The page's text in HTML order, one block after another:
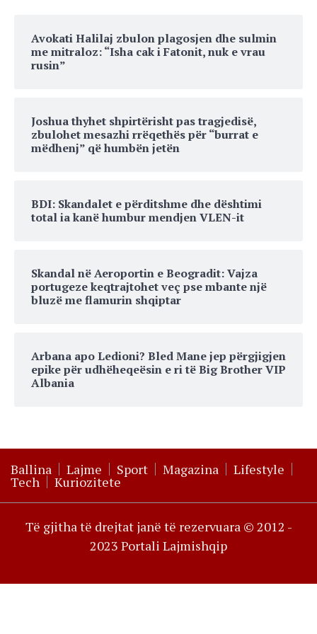
Avokati Halilaj zbulon plagosjen dhe sulmin
me mitraloz: “Isha cak i Fatonit, nuk e vrau
rusin”
Joshua thyhet shpirtërisht pas tragjedisë,
zbulohet mesazhi rrëqethës për “burrat e
mëdhenj” që humbën jetën
BDI: Skandalet e përditshme dhe dështimi
total ia kanë humbur mendjen VLEN-it
Skandal në Aeroportin e Beogradit: Vajza
portugeze keqtrajtohet veç pse mbante një
bluzë me flamurin shqiptar
Arbana apo Ledioni? Bled Mane jep përgjigjen
epike për udhëheqeësin e ri të Big Brother VIP
Albania
Ballina Lajme Sport Magazina Lifestyle
Tech Kuriozitete
Të gjitha të drejtat janë të rezervuara © 2012 -
2023 Portali Lajmishqip